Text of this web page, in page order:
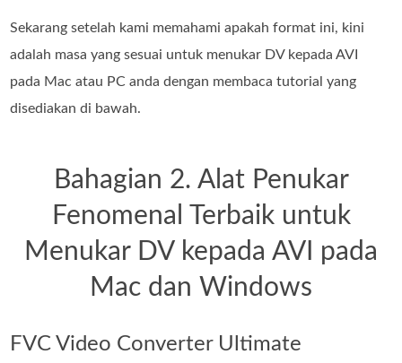
Sekarang setelah kami memahami apakah format ini, kini
adalah masa yang sesuai untuk menukar DV kepada AVI
pada Mac atau PC anda dengan membaca tutorial yang
disediakan di bawah.
Bahagian 2. Alat Penukar
Fenomenal Terbaik untuk
Menukar DV kepada AVI pada
Mac dan Windows
FVC Video Converter Ultimate